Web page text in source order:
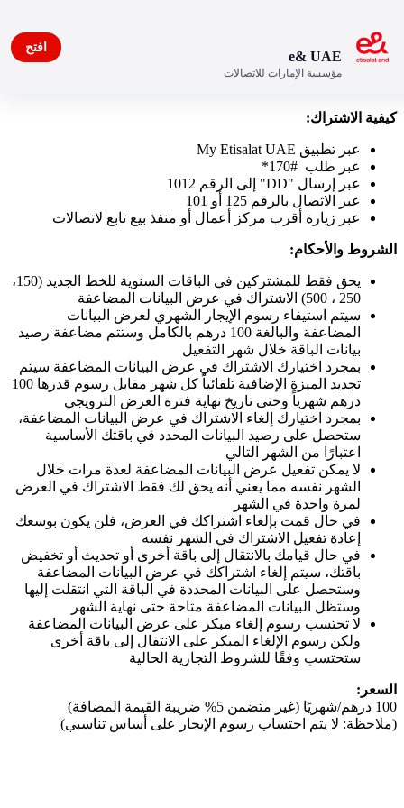
عرض ضعف البيانات – الباقة المفوترة 500
كيفية الاشتراك:
عبر تطبيق My Etisalat UAE
عبر طلب #170*
عبر إرسال "DD" إلى الرقم 1012
عبر الاتصال بالرقم 125 أو 101
عبر زيارة أقرب مركز أعمال أو منفذ بيع تابع لاتصالات
الشروط والأحكام:
يحق فقط للمشتركين في الباقات السنوية للخط الجديد (150،
250 ، 500) الاشتراك في عرض البيانات المضاعفة
سيتم استيفاء رسوم الإيجار الشهري لعرض البيانات
المضاعفة والبالغة 100 درهم بالكامل وستتم مضاعفة رصيد
بيانات الباقة خلال شهر التفعيل
بمجرد اختيارك الاشتراك في عرض البيانات المضاعفة سيتم
تجديد الميزة الإضافية تلقائياً كل شهر مقابل رسوم قدرها 100
درهم شهرياً وحتى تاريخ نهاية فترة العرض الترويجي
بمجرد اختيارك إلغاء الاشتراك في عرض البيانات المضاعفة،
ستحصل على رصيد البيانات المحدد في باقتك الأساسية
اعتبارًا من الشهر التالي
لا يمكن تفعيل عرض البيانات المضاعفة لعدة مرات خلال
الشهر نفسه مما يعني أنه يحق لك فقط الاشتراك في العرض
لمرة واحدة في الشهر
في حال قمت بإلغاء اشتراكك في العرض، فلن يكون بوسعك
إعادة تفعيل الاشتراك في الشهر نفسه
في حال قيامك بالانتقال إلى باقة أخرى أو تحديث أو تخفيض
باقتك، سيتم إلغاء اشتراكك في عرض البيانات المضاعفة
وستحصل على البيانات المحددة في الباقة التي انتقلت إليها
وستظل البيانات المضاعفة متاحة حتى نهاية الشهر
لا تحتسب رسوم إلغاء مبكر على عرض البيانات المضاعفة
ولكن رسوم الإلغاء المبكر على الانتقال إلى باقة أخرى
ستحتسب وفقًا للشروط التجارية الحالية
السعر:
100 درهم/شهريًا (غير متضمن 5% ضريبة القيمة المضافة)
(ملاحظة: لا يتم احتساب رسوم الإيجار على أساس تناسبي)
e& UAE
مؤسسة الإمارات للاتصالات
افتح